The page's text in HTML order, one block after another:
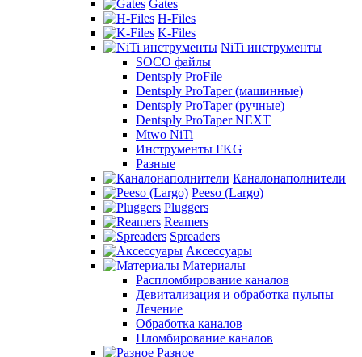
Gates
H-Files
K-Files
NiTi инструменты
SOCO файлы
Dentsply ProFile
Dentsply ProTaper (машинные)
Dentsply ProTaper (ручные)
Dentsply ProTaper NEXT
Mtwo NiTi
Инструменты FKG
Разные
Каналонаполнители
Peeso (Largo)
Pluggers
Reamers
Spreaders
Аксессуары
Материалы
Распломбирование каналов
Девитализация и обработка пульпы
Лечение
Обработка каналов
Пломбирование каналов
Разное